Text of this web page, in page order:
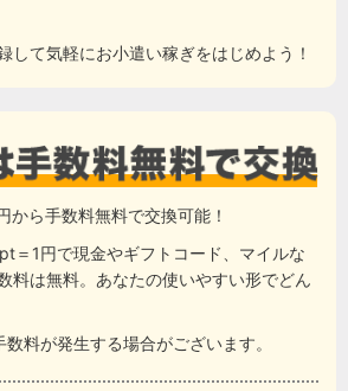
して気軽にお小遣い稼ぎをはじめよう！
から手数料無料で交換可能！
＝1円で現金やギフトコード、マイルな
料は無料。あなたの使いやすい形でどん
料が発生する場合がございます。